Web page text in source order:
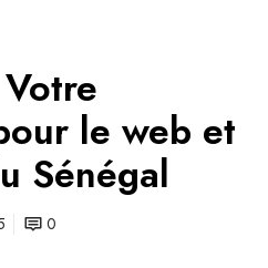
le web et
Sénégal
0